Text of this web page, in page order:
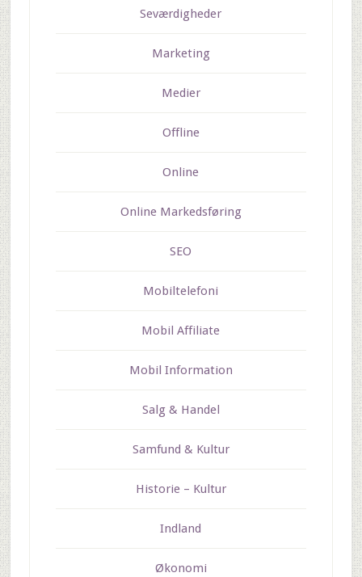
Seværdigheder
Marketing
Medier
Offline
Online
Online Markedsføring
SEO
Mobiltelefoni
Mobil Affiliate
Mobil Information
Salg & Handel
Samfund & Kultur
Historie – Kultur
Indland
Økonomi